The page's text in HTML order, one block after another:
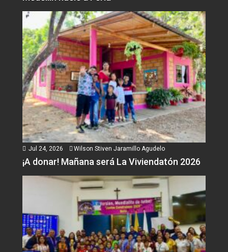
Jul 24, 2026 Wilson Stiven Jaramillo Agudelo
¡A donar! Mañana será La Viviendatón 2026